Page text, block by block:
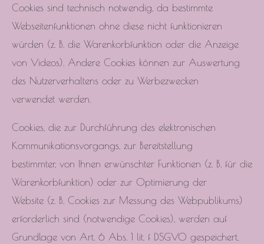
Cookies sind technisch notwendig, da bestimmte
Webseitenfunktionen ohne diese nicht funktionieren
würden (z. B. die Warenkorbfunktion oder die Anzeige
von Videos). Andere Cookies können zur Auswertung
des Nutzerverhaltens oder zu Werbezwecken
verwendet werden.
Cookies, die zur Durchführung des elektronischen
Kommunikationsvorgangs, zur Bereitstellung
bestimmter, von Ihnen erwünschter Funktionen (z. B. für die
Warenkorbfunktion) oder zur Optimierung der
Website (z. B. Cookies zur Messung des Webpublikums)
erforderlich sind (notwendige Cookies), werden auf
Grundlage von Art. 6 Abs. 1 lit. f DSGVO gespeichert,